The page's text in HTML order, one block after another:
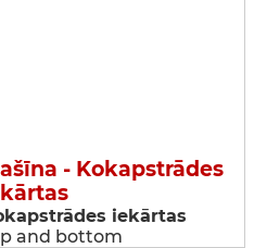
- Kokapstrādes
iekārtas
and bottom